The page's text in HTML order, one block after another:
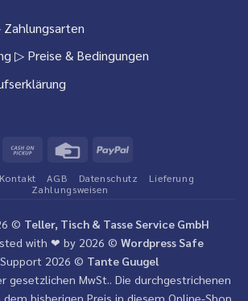
▷ Preise & Bedingungen
Cash
Pickup
Credit
PayPal
Kontakt AGB Datenschutz
Lieferung
Zahlungsweisen
© Teller, Tisch & Tasse Service GmbH
with ❤ by 2026 © Wordpress Safe
Support 2026 © Tante Guugel
gesetzlichen MwSt.. Die durchgestrichenen